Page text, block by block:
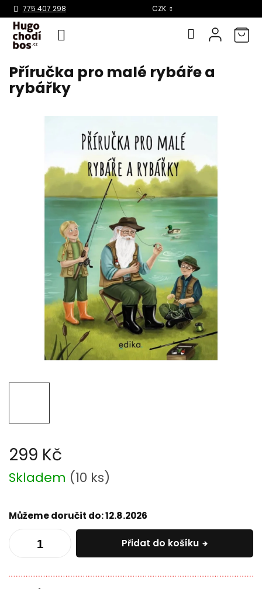
Přejít
obsah
775 407 298 CZK
Příručka pro malé rybáře a
rybářky
299 Kč
Měrná
cena:
Skladem (10 ks)
Můžeme doručit do:12.8.2026
Přidat do košíku